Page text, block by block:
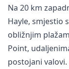
Na 20 km
Hayle, smjestio
obližnjim
Point,
postojani valovi.